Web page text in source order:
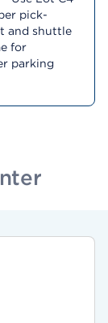
pick-
and shuttle
for
parking